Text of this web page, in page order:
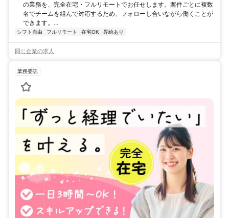
の業務を、完全在宅・フルリモートでお任せします。案件ごとに複数
名でチームを組んで対応するため、フォローし合いながら働くことが
できます。...
シフト自由 フルリモート 在宅OK 昇給あり
同じ企業の求人
業務委託